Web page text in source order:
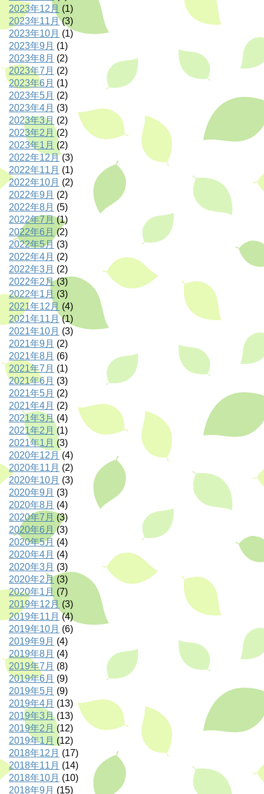
2023年12月 (1)
2023年11月(3)
2023年10月 (1)
2023年9月 (1)
2023年8月 (2)
2023年7月 (2)
2023年6月 (1)
2023年5月 (2)
2023年4月 (3)
2023年3月 (2)
2023年2月 (2)
2023年1月 (2)
2022年12月(3)
2022年11月 (1)
2022年10月 (2)
2022年9月 (2)
2022年8月 (5)
2022年7月 (1)
2022年6月 (2)
2022年5月 (3)
2022年4月 (2)
2022年3月 (2)
2022年2月(3)
2022年1月 (3)
2021年12月 (4)
2021年11月 (1)
2021年10月 (3)
2021年9月 (2)
2021年8月 (6)
2021年7月 (1)
2021年6月 (3)
2021年5月 (2)
2021年4月 (2)
2021年3月 (4)
2021年2月 (1)
2021年1月 (3)
2020年12月 (4)
2020年11月 (2)
2020年10月 (3)
2020年9月 (3)
2020年8月 (4)
2020年7月 (3)
2020年6月 (3)
2020年5月 (4)
2020年4月 (4)
2020年3月 (3)
2020年2月 (3)
2020年1月 (7)
2019年12月 (3)
2019年11月 (4)
2019年10月 (6)
2019年9月 (4)
2019年8月 (4)
2019年7月 (8)
2019年6月 (9)
2019年5月 (9)
2019年4月 (13)
2019年3月(13)
2019年2月 (12)
2019年1月 (12)
2018年12月 (17)
2018年11月 (14)
2018年10月 (10)
2018年9月 (15)